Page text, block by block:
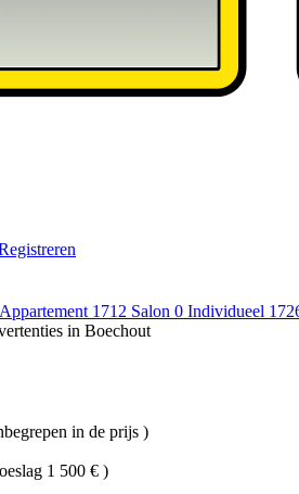
Appartement 1712 Salon 0 Individueel
in Boechout
in de prijs )
1 500 € )